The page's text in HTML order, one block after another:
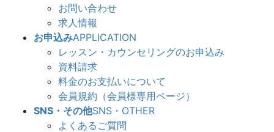
お問い合わせ
求人情報
お申込みAPPLICATION
レッスン・カウンセリングのお申込み
資料請求
料金のお支払いについて
会員規約（会員様専用ページ）
SNS・その他SNS・OTHER
よくあるご質問